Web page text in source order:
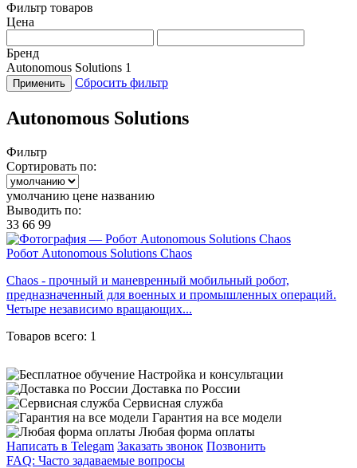
Фильтр товаров
Цена
Бренд
Autonomous Solutions 1
Применить Сбросить фильтр
Autonomous Solutions
Фильтр
Сортировать по:
умолчанию цене названию
Выводить по:
33 66 99
Робот Autonomous Solutions Chaos
Chaos - прочный и маневренный мобильный робот,
предназначенный для военных и промышленных операций.
Четыре независимо вращающих...
Товаров всего: 1
Настройка и консультации
Доставка по России
Сервисная служба
Гарантия на все модели
Любая форма оплаты
Написать в Telegam Заказать звонок Позвонить
FAQ: Часто задаваемые вопросы